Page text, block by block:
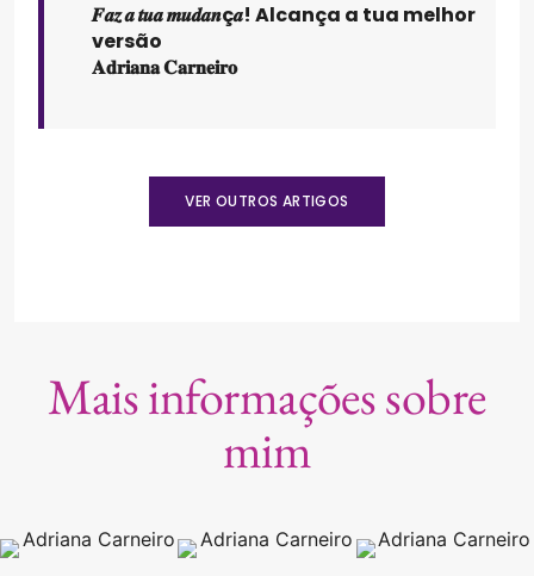
𝑭𝒂𝒛 𝒂 𝒕𝒖𝒂 𝒎𝒖𝒅𝒂𝒏ç𝒂! Alcança a tua melhor
versão
𝐀𝐝𝐫𝐢𝐚𝐧𝐚 𝐂𝐚𝐫𝐧𝐞𝐢𝐫𝐨
VER OUTROS ARTIGOS
Mais informações sobre
mim